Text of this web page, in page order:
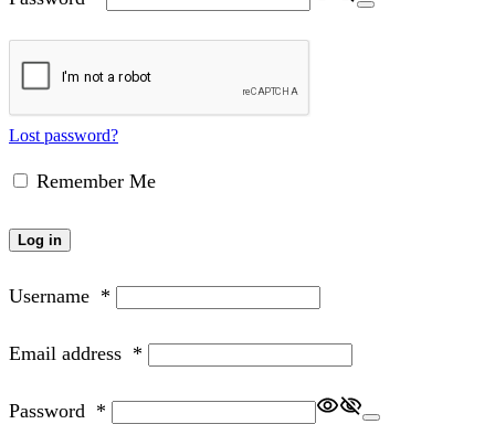
Lost password?
Remember Me
Log in
Username *
Email address *
Password *